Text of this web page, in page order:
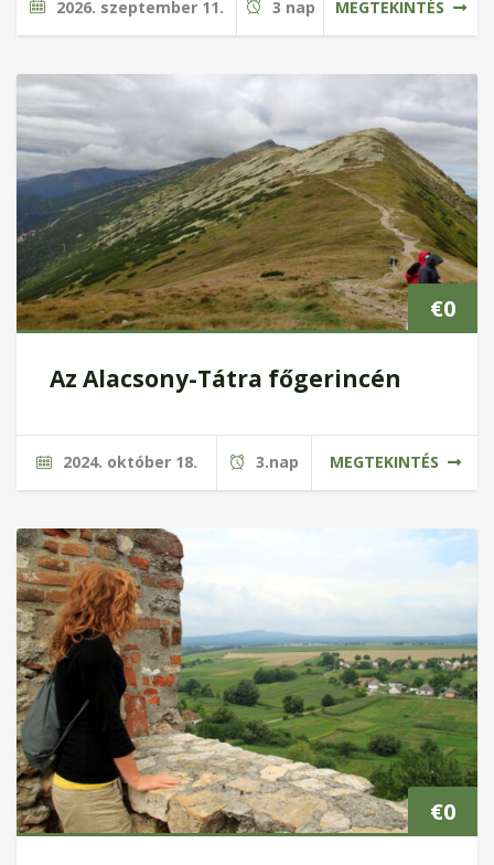
2026. szeptember 11. 3 nap MEGTEKINTÉS
€0
Az Alacsony-Tátra főgerincén
2024. október 18. 3.nap MEGTEKINTÉS
€0